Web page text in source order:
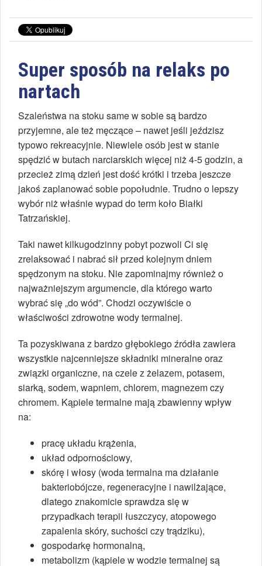
Super sposób na relaks po
nartach
Szaleństwa na stoku same w sobie są bardzo
przyjemne, ale też męczące – nawet jeśli jeździsz
typowo rekreacyjnie. Niewiele osób jest w stanie
spędzić w butach narciarskich więcej niż 4-5 godzin, a
przecież zimą dzień jest dość krótki i trzeba jeszcze
jakoś zaplanować sobie popołudnie. Trudno o lepszy
wybór niż właśnie wypad do term koło Białki
Tatrzańskiej.
Taki nawet kilkugodzinny pobyt pozwoli Ci się
zrelaksować i nabrać sił przed kolejnym dniem
spędzonym na stoku. Nie zapominajmy również o
najważniejszym argumencie, dla którego warto
wybrać się „do wód”. Chodzi oczywiście o
właściwości zdrowotne wody termalnej.
Ta pozyskiwana z bardzo głębokiego źródła zawiera
wszystkie najcenniejsze składniki mineralne oraz
związki organiczne, na czele z żelazem, potasem,
siarką, sodem, wapniem, chlorem, magnezem czy
chromem. Kąpiele termalne mają zbawienny wpływ
na:
pracę układu krążenia,
układ odpornościowy,
skórę i włosy (woda termalna ma działanie
bakteriobójcze, regeneracyjne i nawilżające,
dlatego znakomicie sprawdza się w
przypadkach terapii łuszczycy, atopowego
zapalenia skóry, suchości czy trądziku),
gospodarkę hormonalną,
metabolizm (kąpiele w wodzie termalnej są